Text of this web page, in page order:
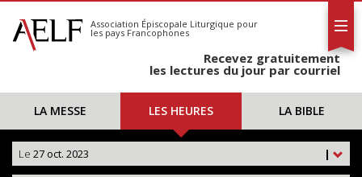
S'abonner
Calendrier
Association Épiscopale Liturgique pour
les pays Francophones
Recevez gratuitement
les lectures du jour par courriel
LA MESSE LES HEURES LA BIBLE
|
Le 27 oct. 2023